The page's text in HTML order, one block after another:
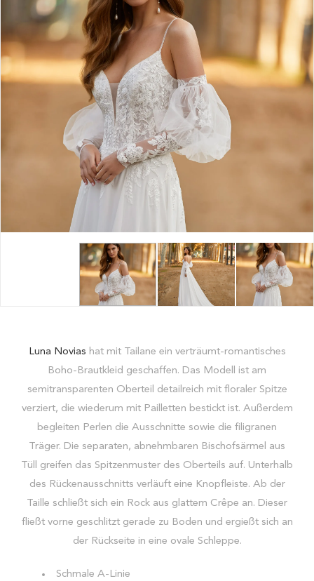
Luna Novias hat mit Tailane ein verträumt-romantisches
Boho-Brautkleid geschaffen. Das Modell ist am
semitransparenten Oberteil detailreich mit floraler Spitze
verziert, die wiederum mit Pailletten bestickt ist. Außerdem
begleiten Perlen die Ausschnitte sowie die filigranen
Träger. Die separaten, abnehmbaren Bischofsärmel aus
Tüll greifen das Spitzenmuster des Oberteils auf. Unterhalb
des Rückenausschnitts verläuft eine Knopfleiste. Ab der
Taille schließt sich ein Rock aus glattem Crêpe an. Dieser
fließt vorne geschlitzt gerade zu Boden und ergießt sich an
der Rückseite in eine ovale Schleppe.
Schmale A-Linie